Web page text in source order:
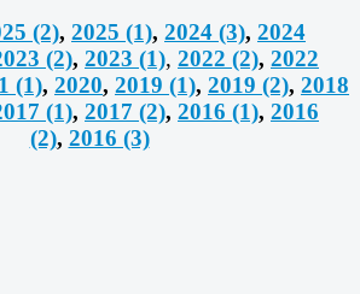
(2), 2025 (1), 2024 (3), 2024
(2), 2023 (1), 2022 (2), 2022
(1), 2020, 2019 (1), 2019 (2), 2018
(1), 2017 (2), 2016 (1), 2016
(2), 2016 (3)